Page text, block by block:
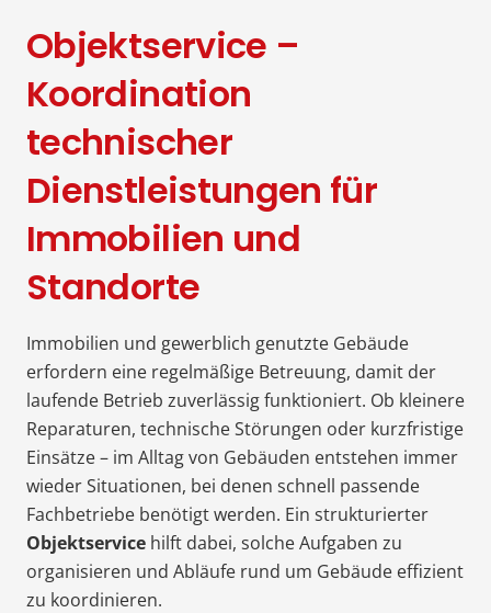
Objektservice –
Koordination
technischer
Dienstleistungen für
Immobilien und
Standorte
Immobilien und gewerblich genutzte Gebäude
erfordern eine regelmäßige Betreuung, damit der
laufende Betrieb zuverlässig funktioniert. Ob kleinere
Reparaturen, technische Störungen oder kurzfristige
Einsätze – im Alltag von Gebäuden entstehen immer
wieder Situationen, bei denen schnell passende
Fachbetriebe benötigt werden. Ein strukturierter
Objektservice hilft dabei, solche Aufgaben zu
organisieren und Abläufe rund um Gebäude effizient
zu koordinieren.